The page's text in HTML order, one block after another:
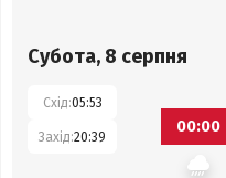
Субота, 8 серпня
Схід:05:53
Захід:20:39
00:00